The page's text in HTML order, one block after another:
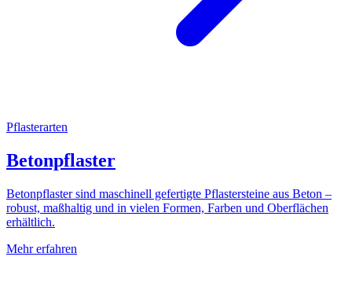
Pflasterarten
Betonpflaster
Betonpflaster sind maschinell gefertigte Pflastersteine aus Beton –
robust, maßhaltig und in vielen Formen, Farben und Oberflächen
erhältlich.
Mehr erfahren